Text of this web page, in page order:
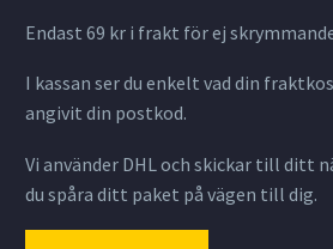
Endast 69 kr i frakt för ej
I kassan ser du enkelt vad din
angivit din postkod.
Vi använder DHL och skickar till ditt
du spåra ditt paket på vägen till dig.